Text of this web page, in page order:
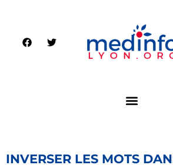
INVERSER LES MOTS